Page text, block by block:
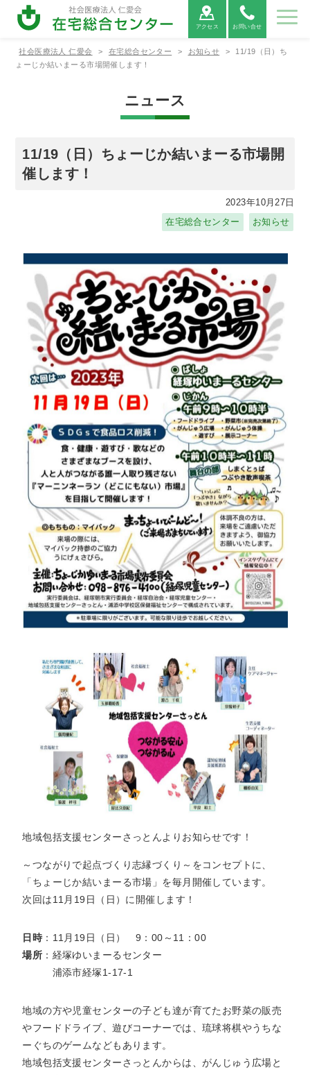
アクセス お問い合せ
センターのご
案内
センターのご案内
利と義務に関
する憲章
施設アルカデ
ィア（入所）
ーションアルカ
ディア（デイケ
看護ステーシ
ョン
テーションア
ルカディア
ことぶき指定
居宅介護支援
事業所
括支援センタ
ーみなとん
括支援センタ
ーさっとん
社会医療法人 仁愛会 > 在宅総合センター > お知らせ >
11/19（日）ち
ょーじか結いまーる市場開催します！
ニュース
11/19（日）ちょーじか結いまーる市場開
催します！
2023年10月27日
在宅総合センター
お知らせ
地域包括支援センターさっとんよりお知らせです！
～つながりで起点づくり志縁づくり～をコンセプトに、
「ちょーじか結いまーる市場」を毎月開催しています。
次回は11月19日（日）に開催します！
日時 ：11月19日（日） 9：00～11：00
場所 ：経塚ゆいまーるセンター
浦添市経塚1-17-1
地域の方や児童センターの子ども達が育てたお野菜の販売
やフードドライブ、遊びコーナーでは、琉球将棋やうちな
ーぐちのゲームなどもあります。
地域包括支援センターさっとんからは、がんじゅう広場と